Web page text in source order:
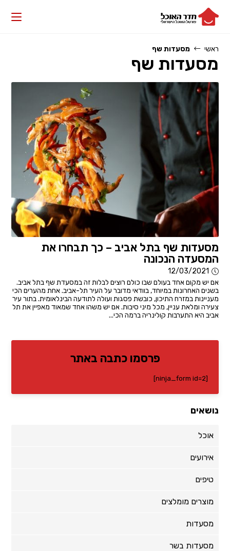
content
ראשי מסעדות שף
מסעדות שף
מסעדות שף בתל אביב – כך תבחרו את
המסעדה הנכונה
12/03/2021
אם יש מקום אחד בעולם שבו כולם רוצים לבלות זה במסעדת שף בתל אביב.
בשנים האחרונות במיוחד, בוודאי מדובר על העיר תל-אביב. אחת מהערים הכי
מעניינות במזרח התיכון, כובשת פסגות ועולה לתודעה הבינלאומית. בתור עיר
צעירה ומלאת עניין, מכל מיני סיבות. אם יש משהו אחד שמאוד מאפיין את תל
אביב היא התערבות קולינריה ברמה הכי...
פרסמו כתבה באתר
[ninja_form id=2]
נושאים
אוכל
אירועים
טיפים
מוצרים מומלצים
מסעדות
מסעדות בשר